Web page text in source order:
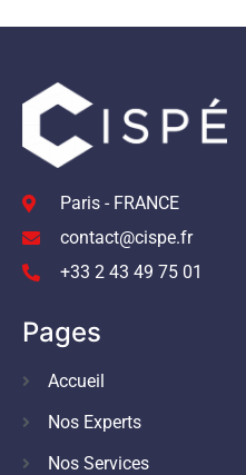
Paris - FRANCE
contact@cispe.fr
+33 2 43 49 75 01
Pages
Accueil
Nos Experts
Nos Services